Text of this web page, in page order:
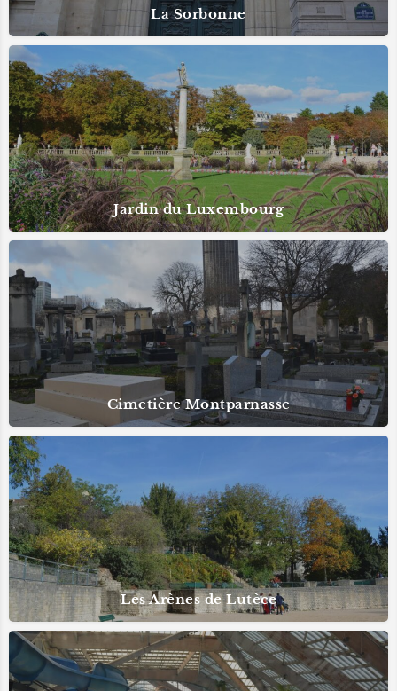
La Sorbonne
Jardin du Luxembourg
Cimetière Montparnasse
Les Arènes de Lutèce